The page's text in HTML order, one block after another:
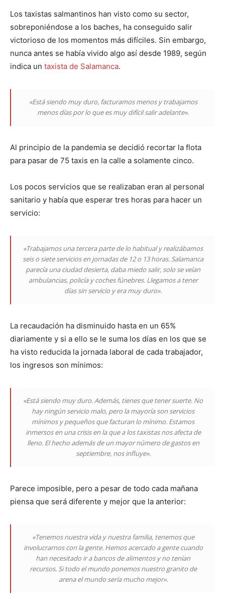
Los taxistas salmantinos han visto como su sector,
sobreponiéndose a los baches, ha conseguido salir
victorioso de los momentos más difíciles. Sin embargo,
nunca antes se había vivido algo así desde 1989, según
indica un taxista de Salamanca.
«Está siendo muy duro, facturamos menos y trabajamos
menos días por lo que es muy difícil salir adelante».
Al principio de la pandemia se decidió recortar la flota
para pasar de 75 taxis en la calle a solamente cinco.
Los pocos servicios que se realizaban eran al personal
sanitario y había que esperar tres horas para hacer un
servicio:
«Trabajamos una tercera parte de lo habitual y realizábamos
seis o siete servicios en jornadas de 12 o 13 horas. Salamanca
parecía una ciudad desierta, daba miedo salir, solo se veían
ambulancias, policía y coches fúnebres. Llegamos a tener
días sin servicio y era muy duro».
La recaudación ha disminuido hasta en un 65%
diariamente y si a ello se le suma los días en los que se
ha visto reducida la jornada laboral de cada trabajador,
los ingresos son mínimos:
«Está siendo muy duro. Además, tienes que tener suerte. No
hay ningún servicio malo, pero la mayoría son servicios
mínimos y pequeños que facturan lo mínimo. Estamos
inmersos en una crisis en la que a los taxistas nos afecta de
lleno. El hecho además de un mayor número de gastos en
septiembre, nos influye».
Parece imposible, pero a pesar de todo cada mañana
piensa que será diferente y mejor que la anterior:
«Tenemos nuestra vida y nuestra familia, tenemos que
involucrarnos con la gente. Hemos acercado a gente cuando
han necesitado ir a bancos de alimentos y no tenían
recursos. Si todo el mundo ponemos nuestro granito de
arena el mundo sería mucho mejor».